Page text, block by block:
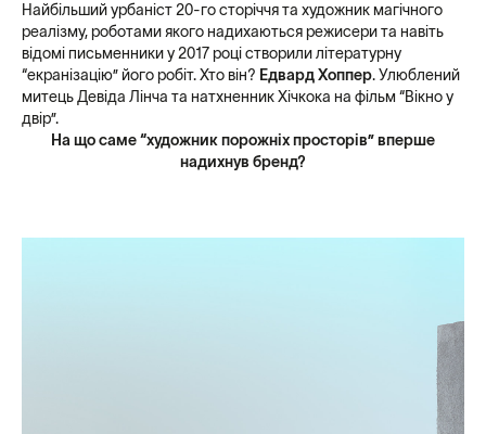
Найбільший урбаніст 20-го сторіччя та художник магічного
реалізму, роботами якого надихаються режисери та навіть
відомі письменники у 2017 році створили літературну
“екранізацію” його робіт. Хто він? Едвард Хоппер. Улюблений
митець Девіда Лінча та натхненник Хічкока на фільм “Вікно у
двір”.
На що саме “художник порожніх просторів” вперше
надихнув бренд?